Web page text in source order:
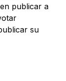
publicar a
su